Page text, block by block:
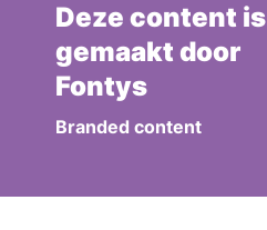
Deze content is
gemaakt door
Fontys
Branded content